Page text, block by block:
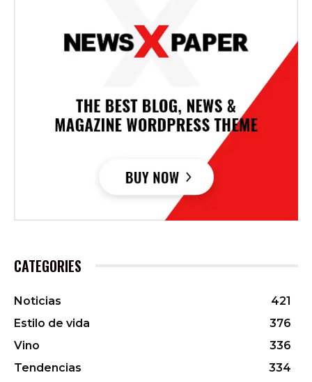
CATEGORIES
Noticias
421
Estilo de vida
376
Vino
336
Tendencias
334